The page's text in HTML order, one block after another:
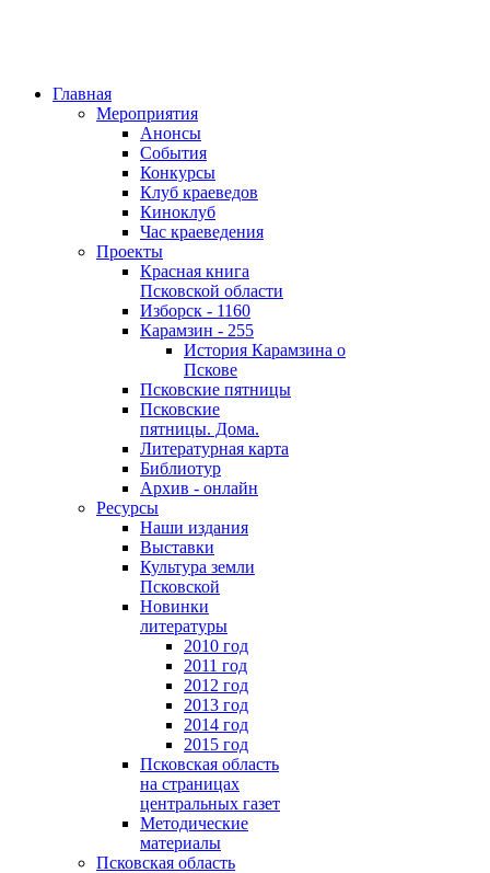
Главная
Мероприятия
Анонсы
События
Конкурсы
Клуб краеведов
Киноклуб
Час краеведения
Проекты
Красная книга
Псковской области
Изборск - 1160
Карамзин - 255
История Карамзина о
Пскове
Псковские пятницы
Псковские
пятницы. Дома.
Литературная карта
Библиотур
Архив - онлайн
Ресурсы
Наши издания
Выставки
Культура земли
Псковской
Новинки
литературы
2010 год
2011 год
2012 год
2013 год
2014 год
2015 год
Псковская область
на страницах
центральных газет
Методические
материалы
Псковская область